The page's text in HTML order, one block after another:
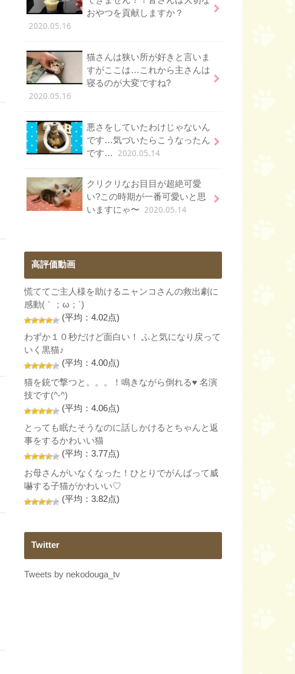
おやつを貢献しますか？
2020.05.16
猫さんは狭い所が好きと言いま
すがここは…これから主さんは
寝るのが大変ですね?
2020.05.16
悪さをしていたわけじゃないん
です…気づいたらこうなったん
です…
2020.05.14
クリクリなお目目が超絶可愛
い?この時期が一番可愛いと思
いますにゃ〜 2020.05.14
高評価動画
慌ててご主人様を助けるニャンコさんの救出劇に
感動(｀；ω；´)
(平均：4.02点)
わずか１０秒だけど面白い！ ふと気になり戻って
いく黒猫♪
(平均：4.00点)
猫を銃で撃つと。。。！鳴きながら倒れる♥ 名演
技です(^-^)
(平均：4.06点)
とっても眠たそうなのに話しかけるとちゃんと返
事をするかわいい猫
(平均：3.77点)
お母さんがいなくなった！ひとりでがんばって威
嚇する子猫がかわいい♡
(平均：3.82点)
Twitter
Tweets by nekodouga_tv